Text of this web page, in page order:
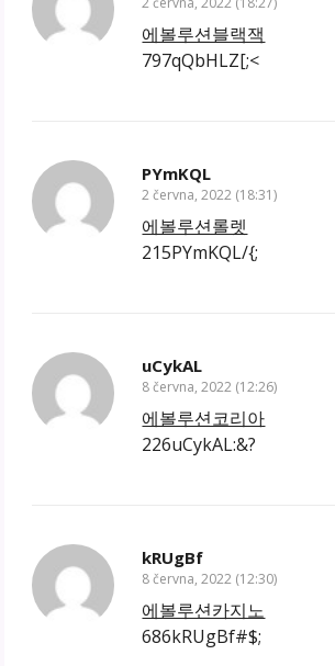
에볼루션블랙잭
797qQbHLZ[;<
PYmKQL
2 června, 2022 (18:31)
에볼루션롤렛
215PYmKQL/{;
uCykAL
8 června, 2022 (12:26)
에볼루션코리아
226uCykAL:&?
kRUgBf
8 června, 2022 (12:30)
에볼루션카지노
686kRUgBf#$;